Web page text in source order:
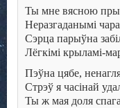
Ты мне вясною
Неразгаданымі
Сэрца парыўна
Лёгкімі крыламі-
Пэўна цябе,
Стрэў я часінай
Ты ж мая доля